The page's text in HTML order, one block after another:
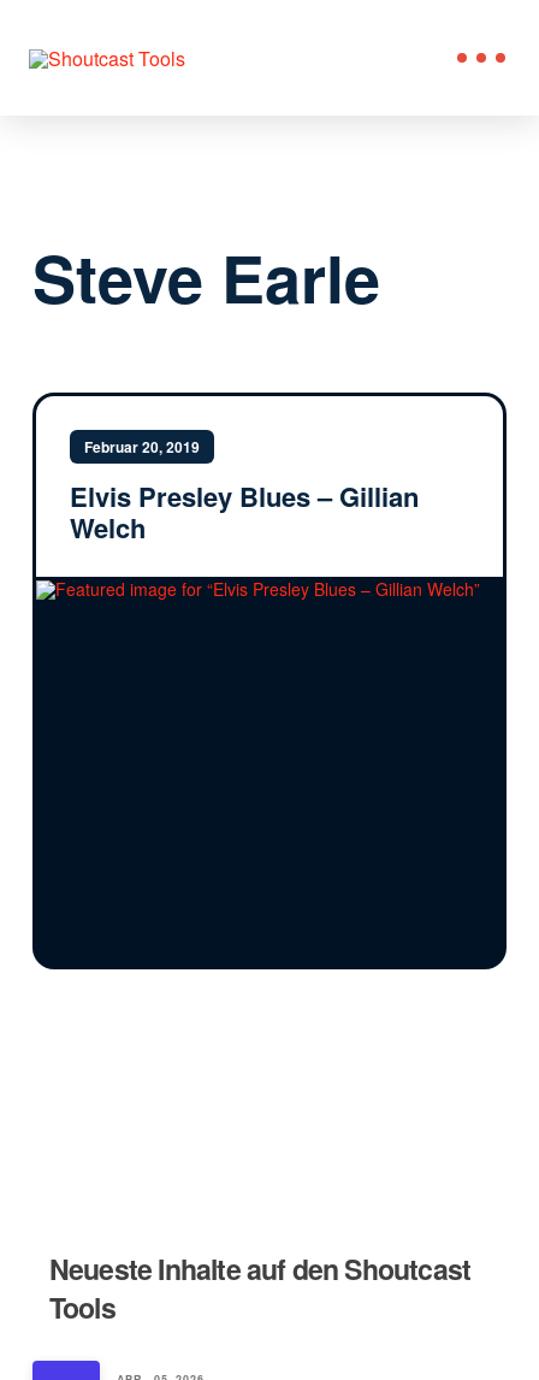
Steve Earle
Februar 20, 2019
Elvis Presley Blues – Gillian
Welch
Neueste Inhalte auf den Shoutcast
Tools